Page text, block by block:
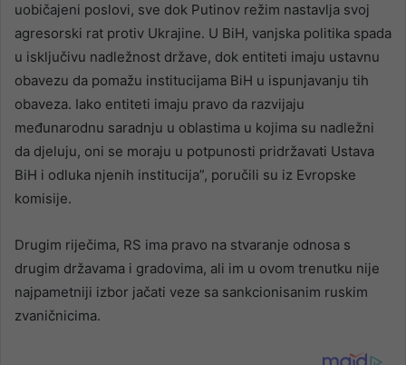
uobičajeni poslovi, sve dok Putinov režim nastavlja svoj
agresorski rat protiv Ukrajine. U BiH, vanjska politika spada
u isključivu nadležnost države, dok entiteti imaju ustavnu
obavezu da pomažu institucijama BiH u ispunjavanju tih
obaveza. Iako entiteti imaju pravo da razvijaju
međunarodnu saradnju u oblastima u kojima su nadležni
da djeluju, oni se moraju u potpunosti pridržavati Ustava
BiH i odluka njenih institucija”, poručili su iz Evropske
komisije.
Drugim riječima, RS ima pravo na stvaranje odnosa s
drugim državama i gradovima, ali im u ovom trenutku nije
najpametniji izbor jačati veze sa sankcionisanim ruskim
zvaničnicima.